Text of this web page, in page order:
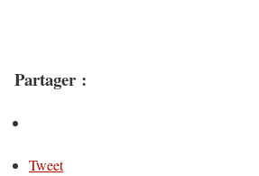
Partager :
Tweet